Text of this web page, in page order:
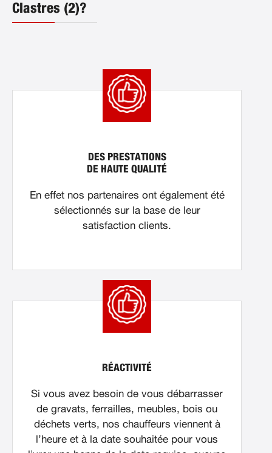
Clastres (2)?
DES PRESTATIONS
DE HAUTE QUALITÉ
En effet nos partenaires ont également été
sélectionnés sur la base de leur
satisfaction clients.
RÉACTIVITÉ
Si vous avez besoin de vous débarrasser
de gravats, ferrailles, meubles, bois ou
déchets verts, nos chauffeurs viennent à
l’heure et à la date souhaitée pour vous